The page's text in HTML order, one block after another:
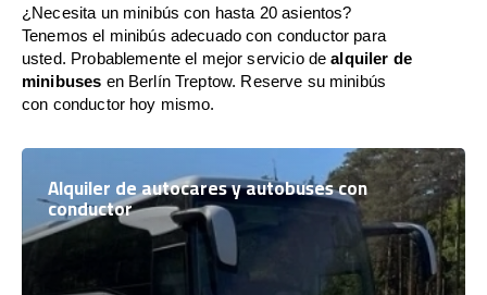
¿Necesita un minibús con hasta 20 asientos?
Tenemos el minibús adecuado con conductor para
usted. Probablemente el mejor servicio dealquiler de
minibuses en Berlín Treptow. Reserve su minibús
con conductor hoy mismo.
Alquiler de autocares y autobuses con
conductor